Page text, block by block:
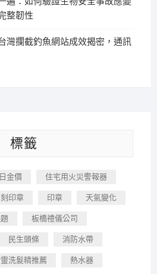
整韌性
灣攔截釣魚網站成效揭密，通訊
標籤
金價 住宅用火災警報器
刻印章 印章 天氣變化
板橋禮儀公司
民生頭條 消防水帶
洗髮精推薦 熱水器